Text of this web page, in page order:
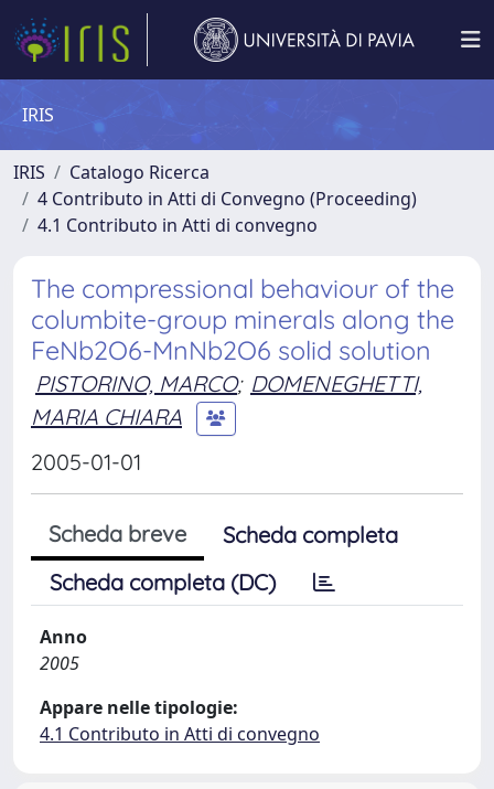
IRIS
IRIS
Catalogo Ricerca
4 Contributo in Atti di Convegno (Proceeding)
4.1 Contributo in Atti di convegno
The compressional behaviour of the
columbite-group minerals along the
FeNb2O6-MnNb2O6 solid solution
PISTORINO, MARCO; DOMENEGHETTI,
MARIA CHIARA
2005-01-01
Scheda breve
Scheda completa
Scheda completa (DC)
Anno
2005
Appare nelle tipologie:
4.1 Contributo in Atti di convegno